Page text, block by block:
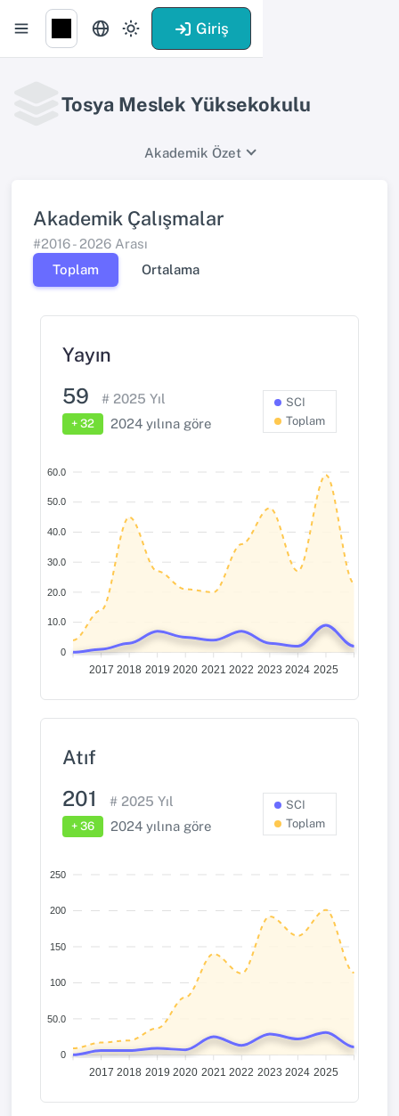
Giriş
Tosya Meslek Yüksekokulu
Akademik Özet
Akademik Çalışmalar
#2016 - 2026 Arası
Toplam
Ortalama
Yayın
59 # 2025 Yıl
+ 32 2024 yılına göre
SCI
Toplam
60.0
50.0
40.0
30.0
20.0
10.0
0
2017 2018 2019 2020 2021 2022 2023 2024 2025
Atıf
201 # 2025 Yıl
+ 36 2024 yılına göre
SCI
Toplam
250
200
150
100
50.0
0
2017 2018 2019 2020 2021 2022 2023 2024 2025